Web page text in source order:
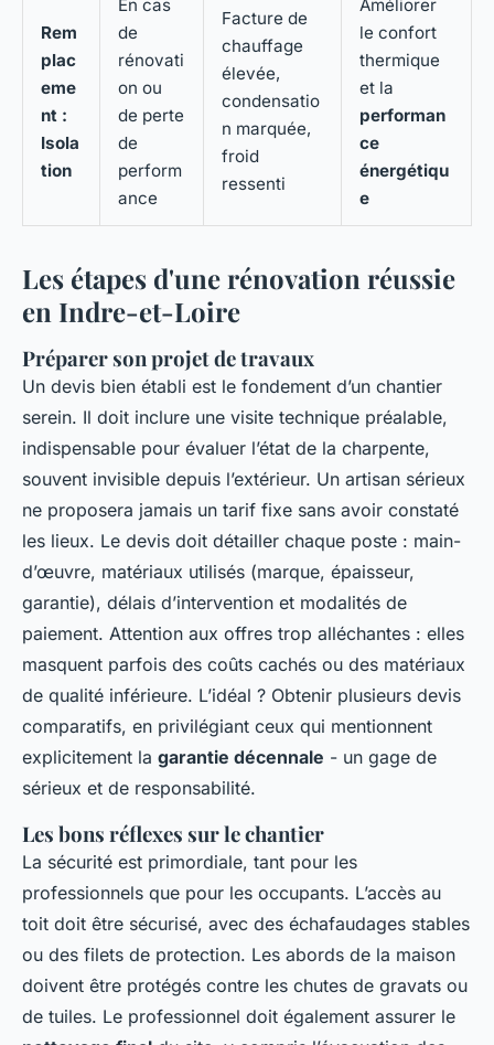
Rem
plac
eme
nt :
Isola
tion
En cas
de
rénovati
on ou
de perte
de
perform
ance
Facture de
chauffage
élevée,
condensatio
n marquée,
froid
ressenti
Améliorer
le confort
thermique
et la
performan
ce
énergétiqu
e
Les étapes d'une rénovation réussie
en Indre-et-Loire
Préparer son projet de travaux
Un devis bien établi est le fondement d’un chantier
serein. Il doit inclure une visite technique préalable,
indispensable pour évaluer l’état de la charpente,
souvent invisible depuis l’extérieur. Un artisan sérieux
ne proposera jamais un tarif fixe sans avoir constaté
les lieux. Le devis doit détailler chaque poste : main-
d’œuvre, matériaux utilisés (marque, épaisseur,
garantie), délais d’intervention et modalités de
paiement. Attention aux offres trop alléchantes : elles
masquent parfois des coûts cachés ou des matériaux
de qualité inférieure. L’idéal ? Obtenir plusieurs devis
comparatifs, en privilégiant ceux qui mentionnent
explicitement la garantie décennale - un gage de
sérieux et de responsabilité.
Les bons réflexes sur le chantier
La sécurité est primordiale, tant pour les
professionnels que pour les occupants. L’accès au
toit doit être sécurisé, avec des échafaudages stables
ou des filets de protection. Les abords de la maison
doivent être protégés contre les chutes de gravats ou
de tuiles. Le professionnel doit également assurer le